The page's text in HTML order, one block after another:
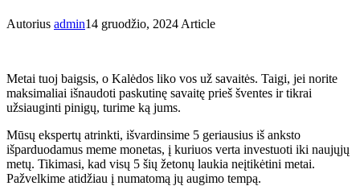
Autorius admin14 gruodžio, 2024 Article
Metai tuoj baigsis, o Kalėdos liko vos už savaitės. Taigi, jei norite
maksimaliai išnaudoti paskutinę savaitę prieš šventes ir tikrai
užsiauginti pinigų, turime ką jums.
Mūsų ekspertų atrinkti, išvardinsime 5 geriausius iš anksto
išparduodamus meme monetas, į kuriuos verta investuoti iki naujųjų
metų. Tikimasi, kad visų 5 šių žetonų laukia neįtikėtini metai.
Pažvelkime atidžiau į numatomą jų augimo tempą.